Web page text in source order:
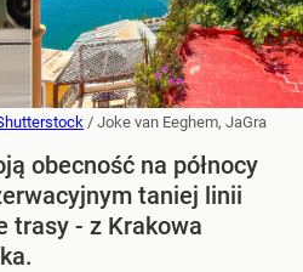
/ Joke van Eeghem, JaGra
obecność na północy
taniej linii
trasy - z Krakowa